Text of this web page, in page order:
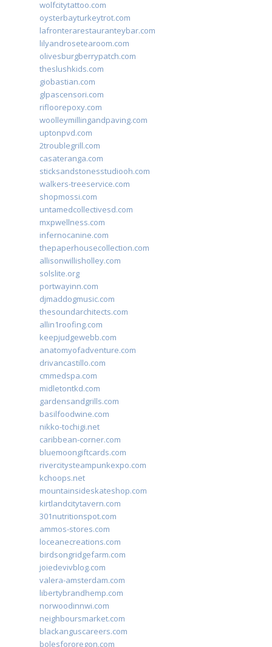
wolfcitytattoo.com
oysterbayturkeytrot.com
lafronterarestauranteybar.com
lilyandrosetearoom.com
olivesburgberrypatch.com
theslushkids.com
giobastian.com
glpascensori.com
rifloorepoxy.com
woolleymillingandpaving.com
uptonpvd.com
2troublegrill.com
casateranga.com
sticksandstonesstudiooh.com
walkers-treeservice.com
shopmossi.com
untamedcollectivesd.com
mxpwellness.com
infernocanine.com
thepaperhousecollection.com
allisonwillisholley.com
solslite.org
portwayinn.com
djmaddogmusic.com
thesoundarchitects.com
allin1roofing.com
keepjudgewebb.com
anatomyofadventure.com
drivancastillo.com
cmmedspa.com
midletontkd.com
gardensandgrills.com
basilfoodwine.com
nikko-tochigi.net
caribbean-corner.com
bluemoongiftcards.com
rivercitysteampunkexpo.com
kchoops.net
mountainsideskateshop.com
kirtlandcitytavern.com
301nutritionspot.com
ammos-stores.com
loceanecreations.com
birdsongridgefarm.com
joiedevivblog.com
valera-amsterdam.com
libertybrandhemp.com
norwoodinnwi.com
neighboursmarket.com
blackanguscareers.com
bolesfororegon.com